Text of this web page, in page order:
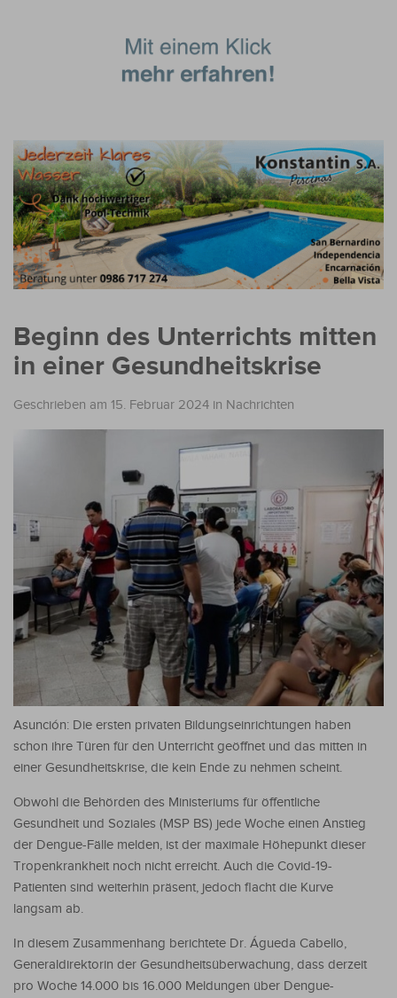
Beginn des Unterrichts mitten
in einer Gesundheitskrise
Geschrieben am 15. Februar 2024 in Nachrichten
Asunción: Die ersten privaten Bildungseinrichtungen haben
schon ihre Türen für den Unterricht geöffnet und das mitten in
einer Gesundheitskrise, die kein Ende zu nehmen scheint.
Obwohl die Behörden des Ministeriums für öffentliche
Gesundheit und Soziales (MSP BS) jede Woche einen Anstieg
der Dengue-Fälle melden, ist der maximale Höhepunkt dieser
Tropenkrankheit noch nicht erreicht. Auch die Covid-19-
Patienten sind weiterhin präsent, jedoch flacht die Kurve
langsam ab.
In diesem Zusammenhang berichtete Dr. Águeda Cabello,
Generaldirektorin der Gesundheitsüberwachung, dass derzeit
pro Woche 14.000 bis 16.000 Meldungen über Dengue-